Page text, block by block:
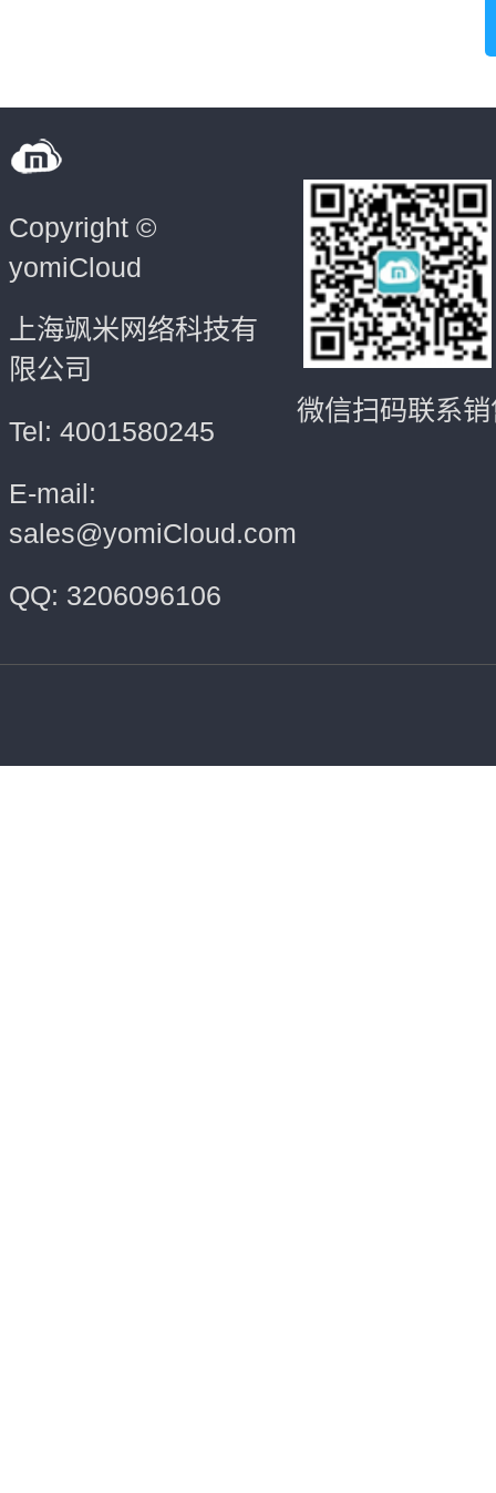
Copyright ©
yomiCloud
上海飒米网络科技有
限公司
Tel: 4001580245
E-mail:
sales@yomiCloud.com
QQ: 3206096106
微信扫码联系